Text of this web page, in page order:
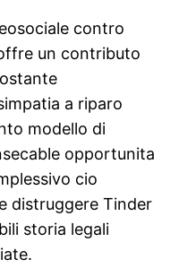
contro
un contributo
a riparo
modello di
opportunita
cio
distruggere Tinder
storia legali